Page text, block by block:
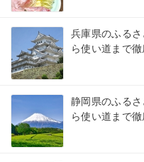
兵庫県のふる
ら使い道まで徹
静岡県のふる
ら使い道まで徹